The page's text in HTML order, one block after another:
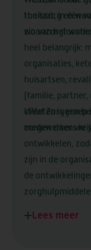
AANVRAGEN
OVER
ZORG BIJ U
BEGELEIDING
TIJDELIJK
OVER
LOCATIES
DE MARKE
LOMMERLUST
OVER VIVA!
ORGANISATIE
KWALITEIT &
NIEUWS &
CONTACT
VRAGEN OF
DOWNLOADS
toe laat, in één
thuiszorg en
zin van het
heel belangrijk:
organisaties,
huisartsen,
(familie,
cliënten is een
zorgen doen we
ViVa!
medewerkers
ontwikkelen,
zijn in de
de
Lees meer